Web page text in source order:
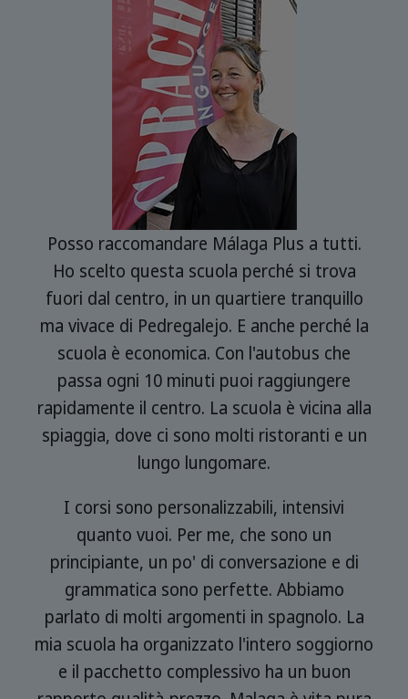
Posso raccomandare Málaga Plus a tutti.
Ho scelto questa scuola perché si trova
fuori dal centro, in un quartiere tranquillo
ma vivace di Pedregalejo. E anche perché la
scuola è economica. Con l'autobus che
passa ogni 10 minuti puoi raggiungere
rapidamente il centro. La scuola è vicina alla
spiaggia, dove ci sono molti ristoranti e un
lungo lungomare.
I corsi sono personalizzabili, intensivi
quanto vuoi. Per me, che sono un
principiante, un po' di conversazione e di
grammatica sono perfette. Abbiamo
parlato di molti argomenti in spagnolo. La
mia scuola ha organizzato l'intero soggiorno
e il pacchetto complessivo ha un buon